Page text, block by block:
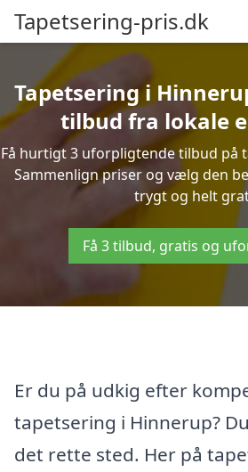
Tapetsering-pris.dk
Tapetsering i
tilbud fra lokale
Få hurtigt 3 uforpligtende tilbud på
Sammenlign priser og vælg den
trygt og helt
Få 3 tilbud, gratis og
Er du på udkig efter
tapetsering i Hinnerup?
det rette sted. Her på